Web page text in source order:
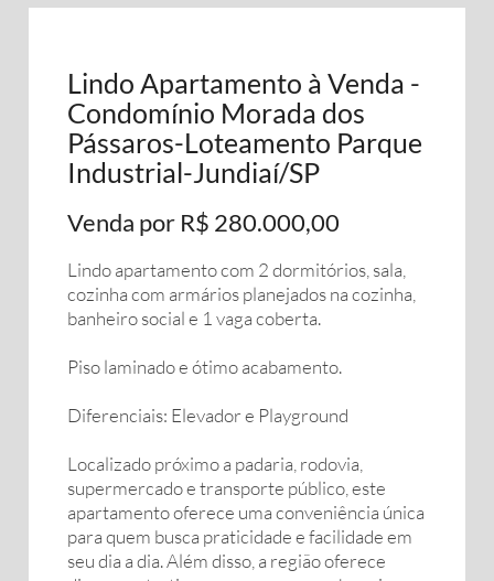
Lindo Apartamento à Venda -
Condomínio Morada dos
Pássaros-Loteamento Parque
Industrial-Jundiaí/SP
Venda por R$ 280.000,00
Lindo apartamento com 2 dormitórios, sala,
cozinha com armários planejados na cozinha,
banheiro social e 1 vaga coberta.
Piso laminado e ótimo acabamento.
Diferenciais: Elevador e Playground
Localizado próximo a padaria, rodovia,
supermercado e transporte público, este
apartamento oferece uma conveniência única
para quem busca praticidade e facilidade em
seu dia a dia. Além disso, a região oferece